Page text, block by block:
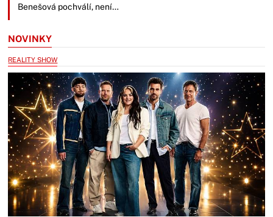
Benešová pochválí, není…
NOVINKY
REALITY SHOW